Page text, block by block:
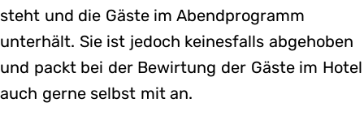
steht und die Gäste im Abendprogramm
unterhält. Sie ist jedoch keinesfalls abgehoben
und packt bei der Bewirtung der Gäste im Hotel
auch gerne selbst mit an.